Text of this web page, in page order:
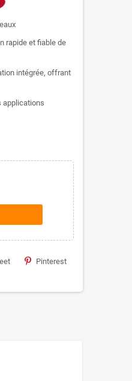
rapide et fiable de
intégrée, offrant
applications
Pinterest